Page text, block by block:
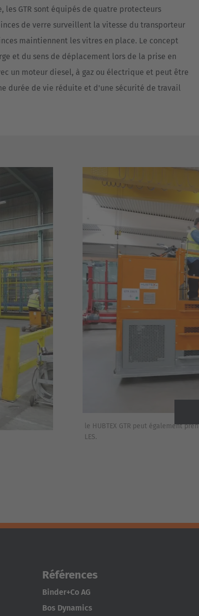
les GTR sont équipés de quatre protecteurs
de verre surveillent la vitesse du transporteur
maintiennent les vitres en place. Le concept
et du sens de déplacement lors de la prise en
un moteur diesel, à gaz ou électrique et peut être
durée de vie réduite et d'une sécurité de travail
le HUBTEX GTR peut également
LES.
Références
Binder+Co AG
Bos Dynamics